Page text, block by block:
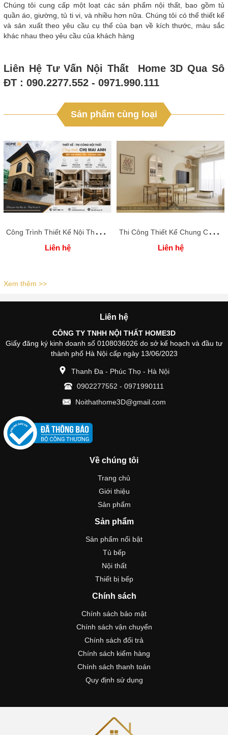
Chúng tôi cung cấp một loạt các sản phẩm nội thất, bao gồm tủ
quần áo, giường, tủ ti vi, và nhiều hơn nữa. Chúng tôi có thể thiết kế
và sản xuất theo yêu cầu cụ thể của bạn về kích thước, màu sắc
khác nhau theo yêu cầu của khách hàng
Liên Hệ Tư Vấn Nội Thất Home 3D Qua Sô
ĐT : 090.2277.552 - 0971.990.111
Sản phẩm cùng loại
C
ông Trình Thiết Kế Nội Thất Full Căn BT44KĐT Sơn Nam Plaza, tỉnh Hưng Yên 250M2
Liên hệ
T
hi Công Thiết Kế Chung Cư OCEAN PARK 3 Phòng Ngủ - Anh Trung - Nội Thất Home 3D Thi Công Thiết Kế
Liên hệ
Xem thêm >>
Liên hệ
CÔNG TY TNHH NỘI THẤT HOME3D
Giấy đăng ký kinh doanh số 0108036026 do sở kế hoạch và đầu tư
thành phố Hà Nội cấp ngày 13/06/2023
Thanh Đa - Phúc Thọ - Hà Nội
0902277552 - 0971990111
Noithathome3D@gmail.com
Về chúng tôi
Trang chủ
Giới thiệu
Sản phẩm
Sản phẩm
Sản phẩm nổi bật
Tủ bếp
Nội thất
Thiết bị bếp
Chính sách
Chính sách bảo mật
Chính sách vận chuyển
Chính sách đổi trả
Chính sách kiểm hàng
Chính sách thanh toán
Quy định sử dụng